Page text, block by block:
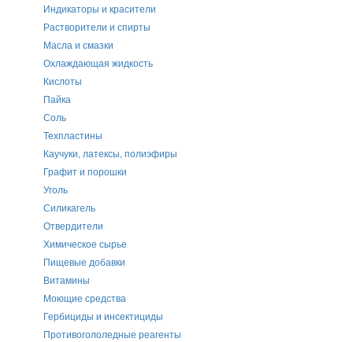
Индикаторы и красители
Растворители и спирты
Масла и смазки
Охлаждающая жидкость
Кислоты
Пайка
Соль
Техпластины
Каучуки, латексы, полиэфиры
Графит и порошки
Уголь
Силикагель
Отвердители
Химическое сырье
Пищевые добавки
Витамины
Моющие средства
Гербициды и инсектициды
Противогололедные реагенты